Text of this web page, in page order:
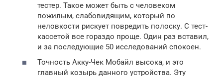
тестер. Такое может быть с человеком
пожилым, слабовидящим, который по
неловкости рискует повредить полоску. С тест-
кассетой все гораздо проще. Один раз вставил,
и за последующие 50 исследований спокоен.
Точность Акку-Чек Мобайл высока, и это
главный козырь данного устройства. Эту